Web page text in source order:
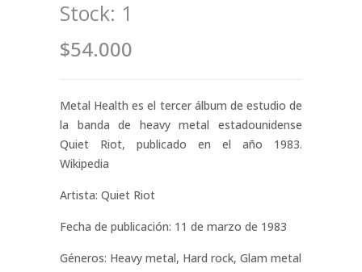
Stock: 1
$54.000
Metal Health es el tercer álbum de estudio de
la banda de heavy metal estadounidense
Quiet Riot, publicado en el año 1983.
Wikipedia
Artista: Quiet Riot
Fecha de publicación: 11 de marzo de 1983
Géneros: Heavy metal, Hard rock, Glam metal